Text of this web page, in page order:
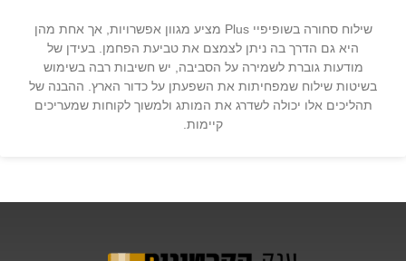
שילוח סחורה בשופיפיי Plus מציע מגוון אפשרויות, אך אחת מהן
היא גם הדרך בה ניתן לצמצם את טביעת הפחמן. בעידן של
מודעות גוברת לשמירה על הסביבה, יש חשיבות רבה בשימוש
בשיטות שילוח שמפחיתות את השפעתן על כדור הארץ. ההבנה של
תהליכים אלו יכולה לשדרג את המותג ולמשוך לקוחות שמעריכים
קיימות.